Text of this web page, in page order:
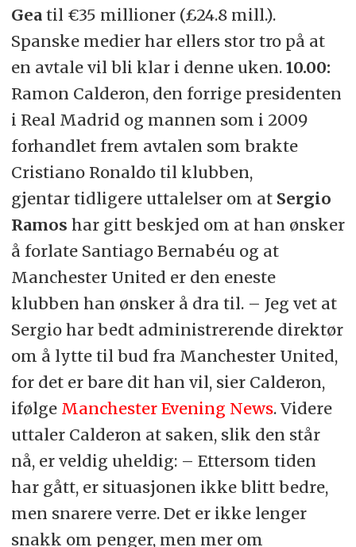
Geatil €35 millioner (£24.8 mill.).
Spanske medier har ellers stor tro på at
en avtale vil bli klar i denne uken. 10.00:
Ramon Calderon, den forrige presidenten
i Real Madrid og mannen som i 2009
forhandlet frem avtalen som brakte
Cristiano Ronaldo til klubben,
gjentar tidligere uttalelser om at Sergio
Ramos har gitt beskjed om at han ønsker
å forlate Santiago Bernabéu og at
Manchester United er den eneste
klubben han ønsker å dra til. – Jeg vet at
Sergio har bedt administrerende direktør
om å lytte til bud fra Manchester United,
for det er bare dit han vil, sier Calderon,
ifølge Manchester Evening News. Videre
uttaler Calderon at saken, slik den står
nå, er veldig uheldig: – Ettersom tiden
har gått, er situasjonen ikke blitt bedre,
men snarere verre. Det er ikke lenger
snakk om penger, men mer om